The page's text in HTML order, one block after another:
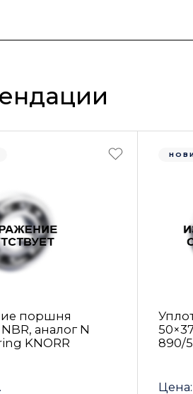
поршня
аналог N
KNORR
890/